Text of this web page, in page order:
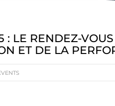
: LE RENDEZ-
ET DE LA